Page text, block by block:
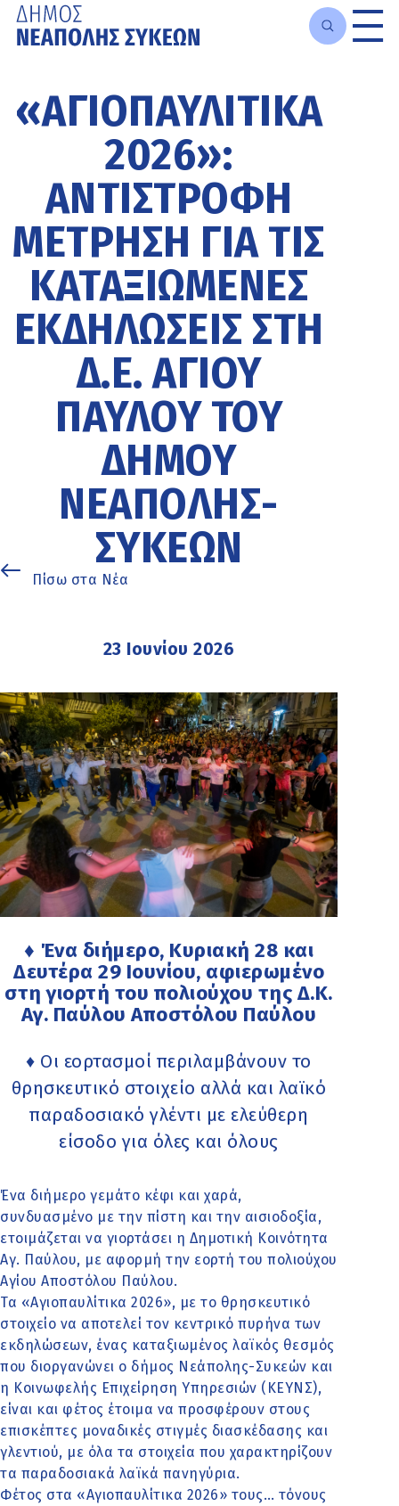
κυρίως
περιεχόμενο
«ΑΓΙΟΠΑΥΛΊΤΙΚΑ
2026»:
ΑΝΤΊΣΤΡΟΦΗ
ΜΈΤΡΗΣΗ ΓΙΑ ΤΙΣ
ΚΑΤΑΞΙΩΜΈΝΕΣ
ΕΚΔΗΛΏΣΕΙΣ ΣΤΗ
Δ.Ε. ΑΓΊΟΥ
ΠΑΎΛΟΥ ΤΟΥ
ΔΉΜΟΥ
ΝΕΆΠΟΛΗΣ-
ΣΥΚΕΏΝ
Πίσω στα Νέα
23 Ιουνίου 2026
♦ Ένα διήμερο, Κυριακή 28 και
Δευτέρα 29 Ιουνίου, αφιερωμένο
στη γιορτή του πολιούχου της Δ.Κ.
Αγ. Παύλου Αποστόλου Παύλου
♦ Οι εορτασμοί περιλαμβάνουν το
θρησκευτικό στοιχείο αλλά και λαϊκό
παραδοσιακό γλέντι με ελεύθερη
είσοδο για όλες και όλους
Ένα διήμερο γεμάτο κέφι και χαρά,
συνδυασμένο με την πίστη και την αισιοδοξία,
ετοιμάζεται να γιορτάσει η Δημοτική Κοινότητα
Αγ. Παύλου, με αφορμή την εορτή του πολιούχου
Αγίου Αποστόλου Παύλου.
Τα «Αγιοπαυλίτικα 2026», με το θρησκευτικό
στοιχείο να αποτελεί τον κεντρικό πυρήνα των
εκδηλώσεων, ένας καταξιωμένος λαϊκός θεσμός
που διοργανώνει ο δήμος Νεάπολης-Συκεών και
η Κοινωφελής Επιχείρηση Υπηρεσιών (ΚΕΥΝΣ),
είναι και φέτος έτοιμα να προσφέρουν στους
επισκέπτες μοναδικές στιγμές διασκέδασης και
γλεντιού, με όλα τα στοιχεία που χαρακτηρίζουν
τα παραδοσιακά λαϊκά πανηγύρια.
Φέτος στα «Αγιοπαυλίτικα 2026» τους… τόνους